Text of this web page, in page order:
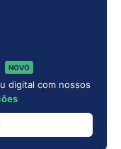
NOVO
digital com nossos